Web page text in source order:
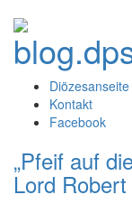
Diözesanseite
Kontakt
Facebook
„Pfeif auf
Lord